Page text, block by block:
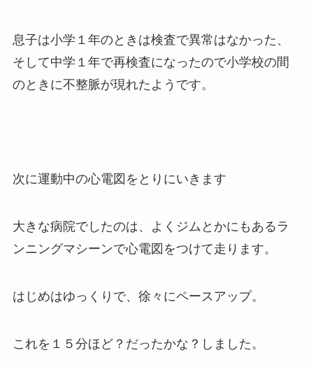
息子は小学１年のときは検査で異常はなかった、
そして中学１年で再検査になったので小学校の間
のときに不整脈が現れたようです。
次に運動中の心電図をとりにいきます
大きな病院でしたのは、よくジムとかにもあるラ
ンニングマシーンで心電図をつけて走ります。
はじめはゆっくりで、徐々にペースアップ。
これを１５分ほど？だったかな？しました。